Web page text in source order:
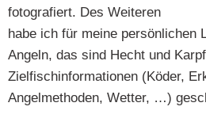
fotografiert. Des Weiteren
habe ich für meine persönlichen
Angeln, das sind Hecht und
Zielfischinformationen (Köder,
Angelmethoden, Wetter, …)